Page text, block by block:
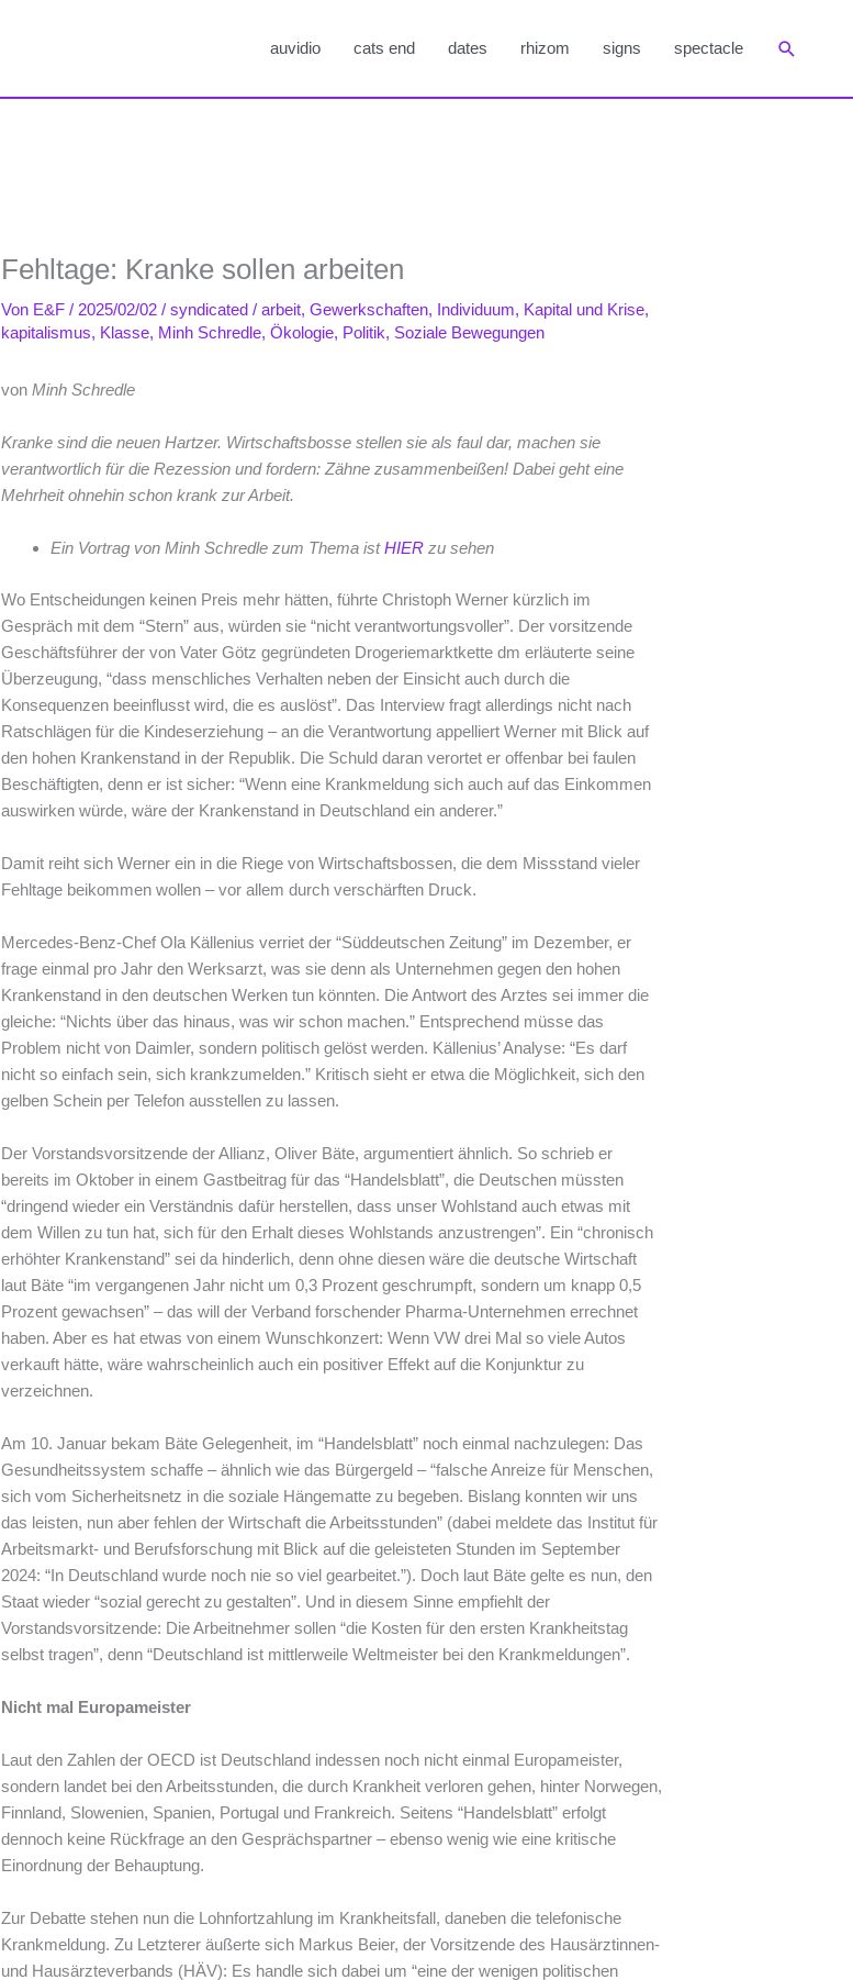
auvidio cats end dates rhizom signs spectacle Suchen
Fehltage: Kranke sollen arbeiten
Von E&F/ 2025/02/02/syndicated /arbeit,Gewerkschaften, Individuum, Kapital und Krise,
kapitalismus, Klasse, Minh Schredle,Ökologie, Politik, Soziale Bewegungen
vonMinh Schredle
Kranke sind die neuen Hartzer. Wirtschaftsbosse stellen sie als faul dar, machen sie
verantwortlich für die Rezession und fordern: Zähne zusammenbeißen! Dabei geht eine
Mehrheit ohnehin schon krank zur Arbeit.
Ein Vortrag von Minh Schredle zum Thema istHIER zu sehen
Wo Entscheidungen keinen Preis mehr hätten, führte Christoph Werner kürzlich im
Gespräch mit dem “Stern” aus, würden sie “nicht verantwortungsvoller”. Der vorsitzende
Geschäftsführer der von Vater Götz gegründeten Drogeriemarktkette dm erläuterte seine
Überzeugung, “dass menschliches Verhalten neben der Einsicht auch durch die
Konsequenzen beeinflusst wird, die es auslöst”. Das Interview fragt allerdings nicht nach
Ratschlägen für die Kindeserziehung – an die Verantwortung appelliert Werner mit Blick auf
den hohen Krankenstand in der Republik. Die Schuld daran verortet er offenbar bei faulen
Beschäftigten, denn er ist sicher: “Wenn eine Krankmeldung sich auch auf das Einkommen
auswirken würde, wäre der Krankenstand in Deutschland ein anderer.”
Damit reiht sich Werner ein in die Riege von Wirtschaftsbossen, die dem Missstand vieler
Fehltage beikommen wollen – vor allem durch verschärften Druck.
Mercedes-Benz-Chef Ola Källenius verriet der “Süddeutschen Zeitung” im Dezember, er
frage einmal pro Jahr den Werksarzt, was sie denn als Unternehmen gegen den hohen
Krankenstand in den deutschen Werken tun könnten. Die Antwort des Arztes sei immer die
gleiche: “Nichts über das hinaus, was wir schon machen.” Entsprechend müsse das
Problem nicht von Daimler, sondern politisch gelöst werden. Källenius’ Analyse: “Es darf
nicht so einfach sein, sich krankzumelden.” Kritisch sieht er etwa die Möglichkeit, sich den
gelben Schein per Telefon ausstellen zu lassen.
Der Vorstandsvorsitzende der Allianz, Oliver Bäte, argumentiert ähnlich. So schrieb er
bereits im Oktober in einem Gastbeitrag für das “Handelsblatt”, die Deutschen müssten
“dringend wieder ein Verständnis dafür herstellen, dass unser Wohlstand auch etwas mit
dem Willen zu tun hat, sich für den Erhalt dieses Wohlstands anzustrengen”. Ein “chronisch
erhöhter Krankenstand” sei da hinderlich, denn ohne diesen wäre die deutsche Wirtschaft
laut Bäte “im vergangenen Jahr nicht um 0,3 Prozent geschrumpft, sondern um knapp 0,5
Prozent gewachsen” – das will der Verband forschender Pharma-Unternehmen errechnet
haben. Aber es hat etwas von einem Wunschkonzert: Wenn VW drei Mal so viele Autos
verkauft hätte, wäre wahrscheinlich auch ein positiver Effekt auf die Konjunktur zu
verzeichnen.
Am 10. Januar bekam Bäte Gelegenheit, im “Handelsblatt” noch einmal nachzulegen: Das
Gesundheitssystem schaffe – ähnlich wie das Bürgergeld – “falsche Anreize für Menschen,
sich vom Sicherheitsnetz in die soziale Hängematte zu begeben. Bislang konnten wir uns
das leisten, nun aber fehlen der Wirtschaft die Arbeitsstunden” (dabei meldete das Institut für
Arbeitsmarkt- und Berufsforschung mit Blick auf die geleisteten Stunden im September
2024: “In Deutschland wurde noch nie so viel gearbeitet.”). Doch laut Bäte gelte es nun, den
Staat wieder “sozial gerecht zu gestalten”. Und in diesem Sinne empfiehlt der
Vorstandsvorsitzende: Die Arbeitnehmer sollen “die Kosten für den ersten Krankheitstag
selbst tragen”, denn “Deutschland ist mittlerweile Weltmeister bei den Krankmeldungen”.
Nicht mal Europameister
Laut den Zahlen der OECD ist Deutschland indessen noch nicht einmal Europameister,
sondern landet bei den Arbeitsstunden, die durch Krankheit verloren gehen, hinter Norwegen,
Finnland, Slowenien, Spanien, Portugal und Frankreich. Seitens “Handelsblatt” erfolgt
dennoch keine Rückfrage an den Gesprächspartner – ebenso wenig wie eine kritische
Einordnung der Behauptung.
Zur Debatte stehen nun die Lohnfortzahlung im Krankheitsfall, daneben die telefonische
Krankmeldung. Zu Letzterer äußerte sich Markus Beier, der Vorsitzende des Hausärztinnen-
und Hausärzteverbands (HÄV): Es handle sich dabei um “eine der wenigen politischen